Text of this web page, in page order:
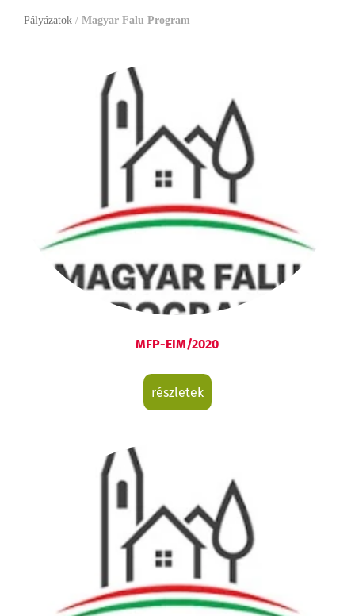
Pályázatok / Magyar Falu Program
MFP-EIM/2020
részletek